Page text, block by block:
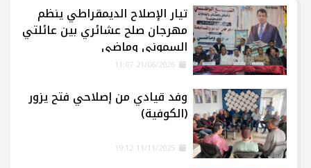
تيار الإصلاح الديمقراطي ينظم
مهرجان صلح عشائري بين عائلتي
السموني وماضي
وفد قيادي من إصلاحي فتح يزور
(الكوفية)